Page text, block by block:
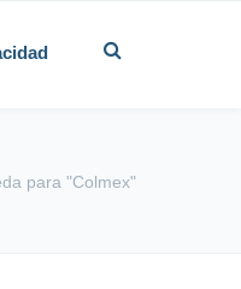
para "Colmex"